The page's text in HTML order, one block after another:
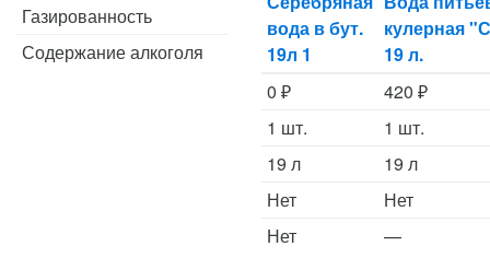
Газированность
Содержание алкоголя
вода в бут.
19л 1
кулерная
19 л.
0 ₽ 420 ₽
1 шт.
1 шт.
19 л
19 л
Нет
Нет
Нет
—